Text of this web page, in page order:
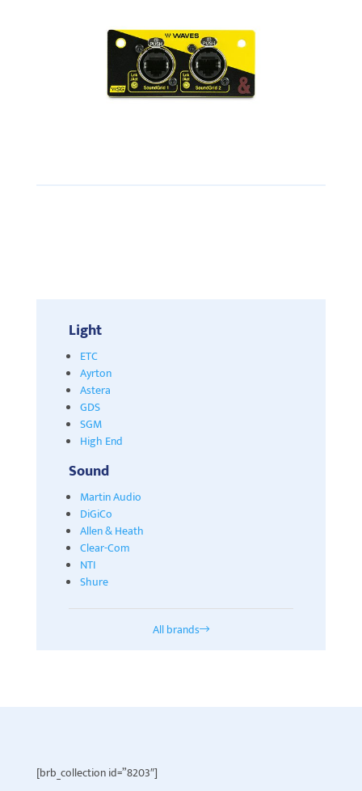
Light
ETC
Ayrton
Astera
GDS
SGM
High End
Sound
Martin Audio
DiGiCo
Allen & Heath
Clear-Com
NTI
Shure
All brands
[brb_collection id=”8203″]